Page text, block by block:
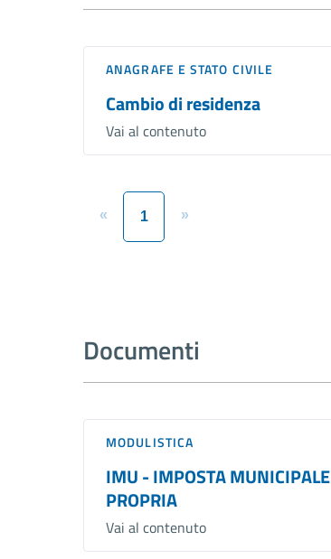
ANAGRAFE E STATO CIVILE
Cambio di residenza
Vai al contenuto
« 1 »
Documenti
MODULISTICA
IMU - IMPOSTA MUNICIPALE
PROPRIA
Vai al contenuto